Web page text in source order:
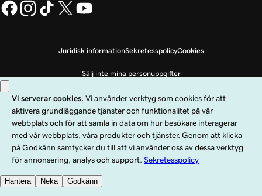
Juridisk informationSekretesspolicyCookies
Sälj inte mina personuppgifter
Copyright © 1999 - 2026 GoDaddy Operating Company, LLC. Med ensamrätt.
Ordmärket GoDaddy är ett registrerat varumärke som tillhör GoDaddy
Operating Company, LLC i USA och andra länder. Logotypen ”GO” är ett
registrerat varumärke som tillhör GoDaddy.com, LLC i USA.
Användning av den här webbplatsen omfattas av användarvillkoren. Genom att
använda den här webbplatsen samtycker du till att omfattas av dessa
användningsvillkor